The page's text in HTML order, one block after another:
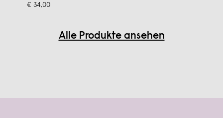
€ 34,00
Alle Produkte ansehen